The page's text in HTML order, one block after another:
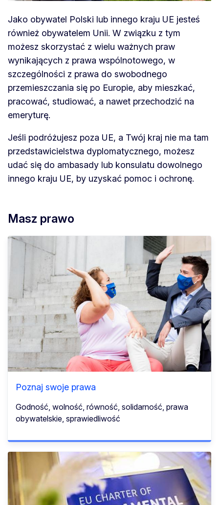
Jako obywatel Polski lub innego kraju UE jesteś
również obywatelem Unii. W związku z tym
możesz skorzystać z wielu ważnych praw
wynikających z prawa wspólnotowego, w
szczególności z prawa do swobodnego
przemieszczania się po Europie, aby mieszkać,
pracować, studiować, a nawet przechodzić na
emeryturę.
Jeśli podróżujesz poza UE, a Twój kraj nie ma tam
przedstawicielstwa dyplomatycznego, możesz
udać się do ambasady lub konsulatu dowolnego
innego kraju UE, by uzyskać pomoc i ochronę.
Masz prawo
Poznaj swoje prawa
Godność, wolność, równość, solidarność, prawa
obywatelskie, sprawiedliwość